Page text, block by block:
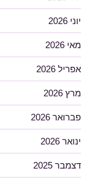
יוני 2026
מאי 2026
אפריל 2026
מרץ 2026
פברואר 2026
ינואר 2026
דצמבר 2025